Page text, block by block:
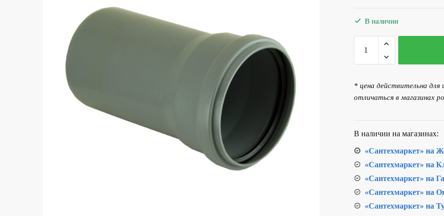
составляла
128.00 р..
В наличии
Количество
товара
Труба
внутренняя
* цена действительна
отличаться в магазинах
В наличии на магазинах:
«Сантехмаркет» на
«Сантехмаркет» на
«Сантехмаркет» на
«Сантехмаркет» на
«Сантехмаркет» на